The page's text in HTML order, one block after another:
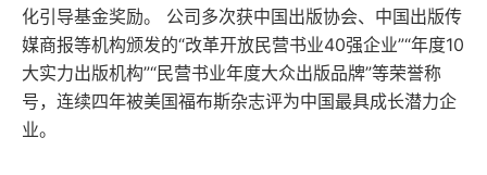
村上春树的PETER CAT
一个伟大作家的起点
村上春树决心成为作家的瞬间
化引导基金奖励。 公司多次获中国出版协会、中国出版传
媒商报等机构颁发的“改革开放民营书业40强企业”“年度10
大实力出版机构”“民营书业年度大众出版品牌”等荣誉称
号，连续四年被美国福布斯杂志评为中国最具成长潜力企
业。